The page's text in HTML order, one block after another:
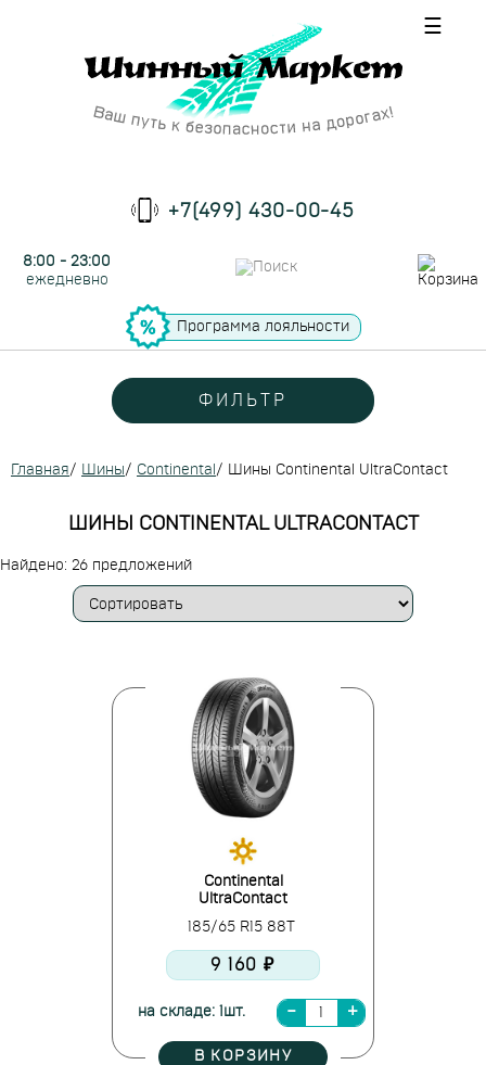
☰
+7(499) 430-00-45
8:00 - 23:00
ежедневно
Программа лояльности
ФИЛЬТР
Главная/ Шины/ Continental / Шины Continental UltraContact
ШИНЫ CONTINENTAL ULTRACONTACT
Найдено: 26 предложений
Continental
UltraContact
185/65 R15 88T
9 160 ₽
на складе: 1шт.
В КОРЗИНУ